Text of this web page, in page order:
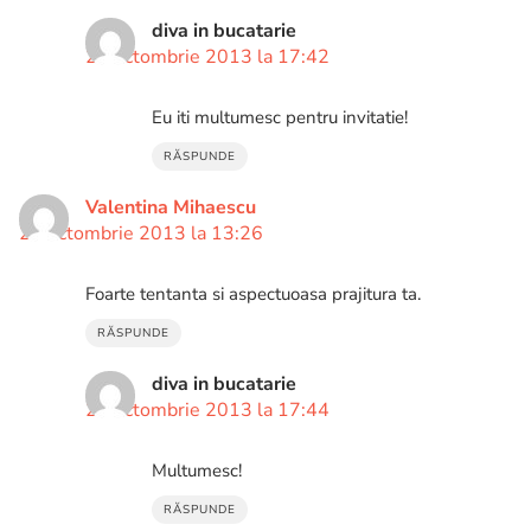
diva in bucatarie
21 octombrie 2013 la 17:42
Eu iti multumesc pentru invitatie!
RĂSPUNDE
Valentina Mihaescu
20 octombrie 2013 la 13:26
Foarte tentanta si aspectuoasa prajitura ta.
RĂSPUNDE
diva in bucatarie
21 octombrie 2013 la 17:44
Multumesc!
RĂSPUNDE